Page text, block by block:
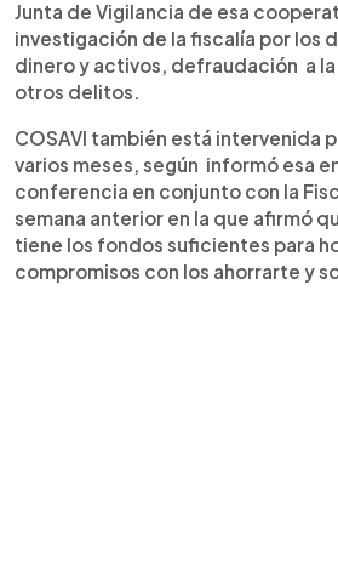
Junta de Vigilancia de esa
investigación de la fiscalía por los
dinero y activos, defraudación a
otros delitos.
COSAVI también está intervenida
varios meses, según informó esa
conferencia en conjunto con la
semana anterior en la que afirmó
tiene los fondos suficientes para
compromisos con los ahorrarte y